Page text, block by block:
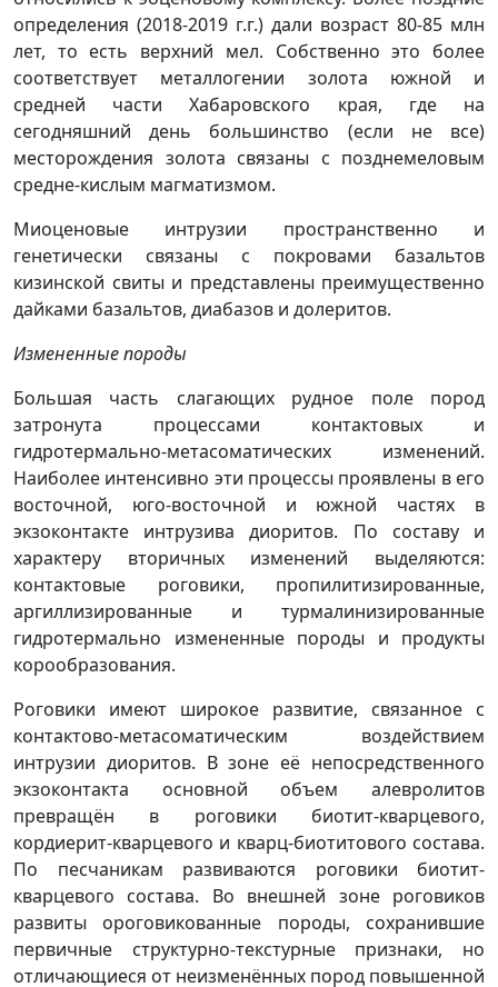
определения (2018-2019 г.г.) дали возраст 80-85 млн
лет, то есть верхний мел. Собственно это более
соответствует металлогении золота южной и
средней части Хабаровского края, где на
сегодняшний день большинство (если не все)
месторождения золота связаны с позднемеловым
средне-кислым магматизмом.
Миоценовые интрузии пространственно и
генетически связаны с покровами базальтов
кизинской свиты и представлены преимущественно
дайками базальтов, диабазов и долеритов.
Измененные породы
Большая часть слагающих рудное поле пород
затронута процессами контактовых и
гидротермально-метасоматических изменений.
Наиболее интенсивно эти процессы проявлены в его
восточной, юго-восточной и южной частях в
экзоконтакте интрузива диоритов. По составу и
характеру вторичных изменений выделяются:
контактовые роговики, пропилитизированные,
аргиллизированные и турмалинизированные
гидротермально измененные породы и продукты
корообразования.
Роговики имеют широкое развитие, связанное с
контактово-метасоматическим воздействием
интрузии диоритов. В зоне её непосредственного
экзоконтакта основной объем алевролитов
превращён в роговики биотит-кварцевого,
кордиерит-кварцевого и кварц-биотитового состава.
По песчаникам развиваются роговики биотит-
кварцевого состава. Во внешней зоне роговиков
развиты ороговикованные породы, сохранившие
первичные структурно-текстурные признаки, но
отличающиеся от неизменённых пород повышенной